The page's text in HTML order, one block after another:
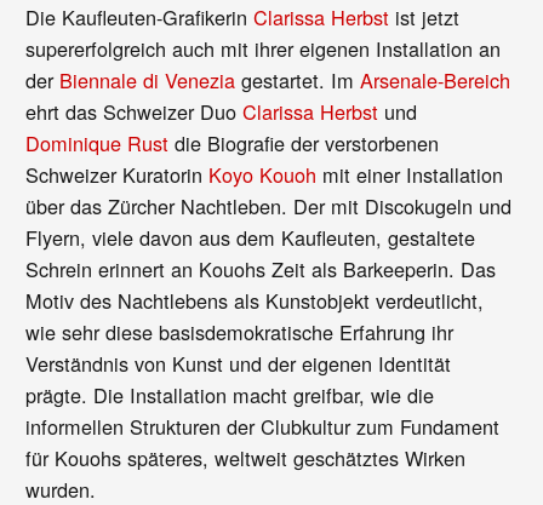
Die Kaufleuten-GrafikerinClarissa Herbst ist jetzt
supererfolgreich auch mit ihrer eigenen Installation an
der Biennale di Venezia gestartet. ImArsenale-Bereich
ehrt das Schweizer DuoClarissa Herbst und
Dominique Rust die Biografie der verstorbenen
Schweizer Kuratorin Koyo Kouoh mit einer Installation
über das Zürcher Nachtleben. Der mit Discokugeln und
Flyern, viele davon aus dem Kaufleuten, gestaltete
Schrein erinnert an Kouohs Zeit als Barkeeperin. Das
Motiv des Nachtlebens als Kunstobjekt verdeutlicht,
wie sehr diese basisdemokratische Erfahrung ihr
Verständnis von Kunst und der eigenen Identität
prägte. Die Installation macht greifbar, wie die
informellen Strukturen der Clubkultur zum Fundament
für Kouohs späteres, weltweit geschätztes Wirken
wurden.